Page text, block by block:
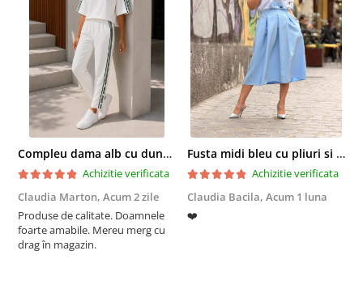
Compleu dama alb cu dungi laterale in nuante de verde si negru
Achizitie verificata
Claudia Marton, Acum 2 zile
Produse de calitate. Doamnele
foarte amabile. Mereu merg cu
drag în magazin.
Fusta midi bleu cu pliuri si buzunare
Achizitie verificata
Claudia Bacila, Acum 1 luna
❤️